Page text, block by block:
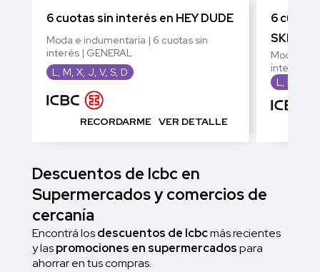
6 cuotas sin interés en HEY DUDE
Moda e indumentaria | 6 cuotas sin
interés | GENERAL
L, M, X, J, V, S, D
RECORDARME VER DETALLE
6
Moda e
interés |
L, M, X,
Descuentos de Icbc en
Supermercados y comercios de
cercanía
Encontrá losdescuentos de Icbcmás recientes
y laspromociones en supermercadospara
ahorrar en tus compras.